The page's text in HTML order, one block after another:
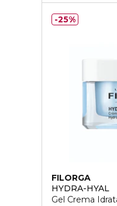
FILORGA
HYDRA-HYAL
Gel Crema
25%